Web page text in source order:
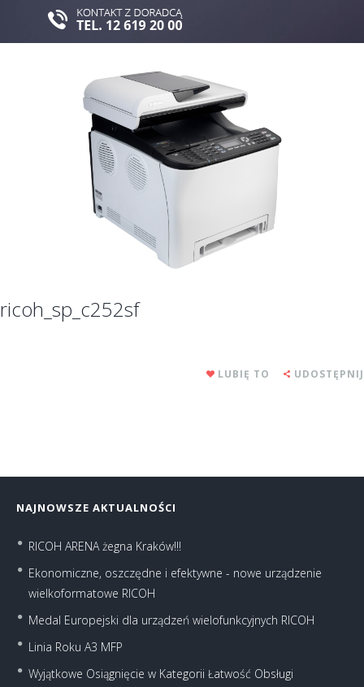
ricoh_sp_c252sf
LUBIĘ TO UDOSTĘPNIJ
NAJNOWSZE AKTUALNOŚCI
RICOH ARENA żegna Kraków!!!
Ekonomiczne, oszczędne i efektywne - nowe urządzenie
wielkoformatowe RICOH
Medal Europejski dla urządzeń wielofunkcyjnych RICOH
Linia Roku A3 MFP
Wyjątkowe Osiągnięcie w Kategorii Łatwość Obsługi